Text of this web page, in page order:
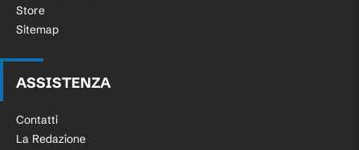
Store
Sitemap
ASSISTENZA
Contatti
La Redazione